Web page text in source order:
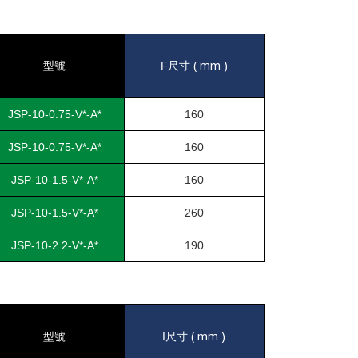
型號 F尺寸( mm )
JSP-10-0.75-V*-A* 160
JSP-10-0.75-V*-A* 160
JSP-10-1.5-V*-A* 160
JSP-10-1.5-V*-A* 260
JSP-10-2.2-V*-A* 190
型號 I尺寸 ( mm )